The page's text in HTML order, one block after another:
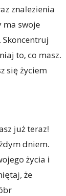
znalezienia
ma swoje
Skoncentruj
to, co masz.
się życiem
już teraz!
dniem.
życia i
że